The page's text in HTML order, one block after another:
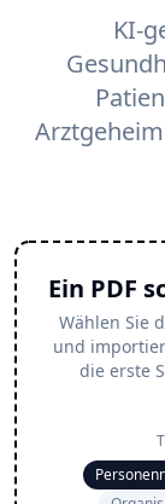
KI-
Ein PDF
Wählen Sie
und
die erste